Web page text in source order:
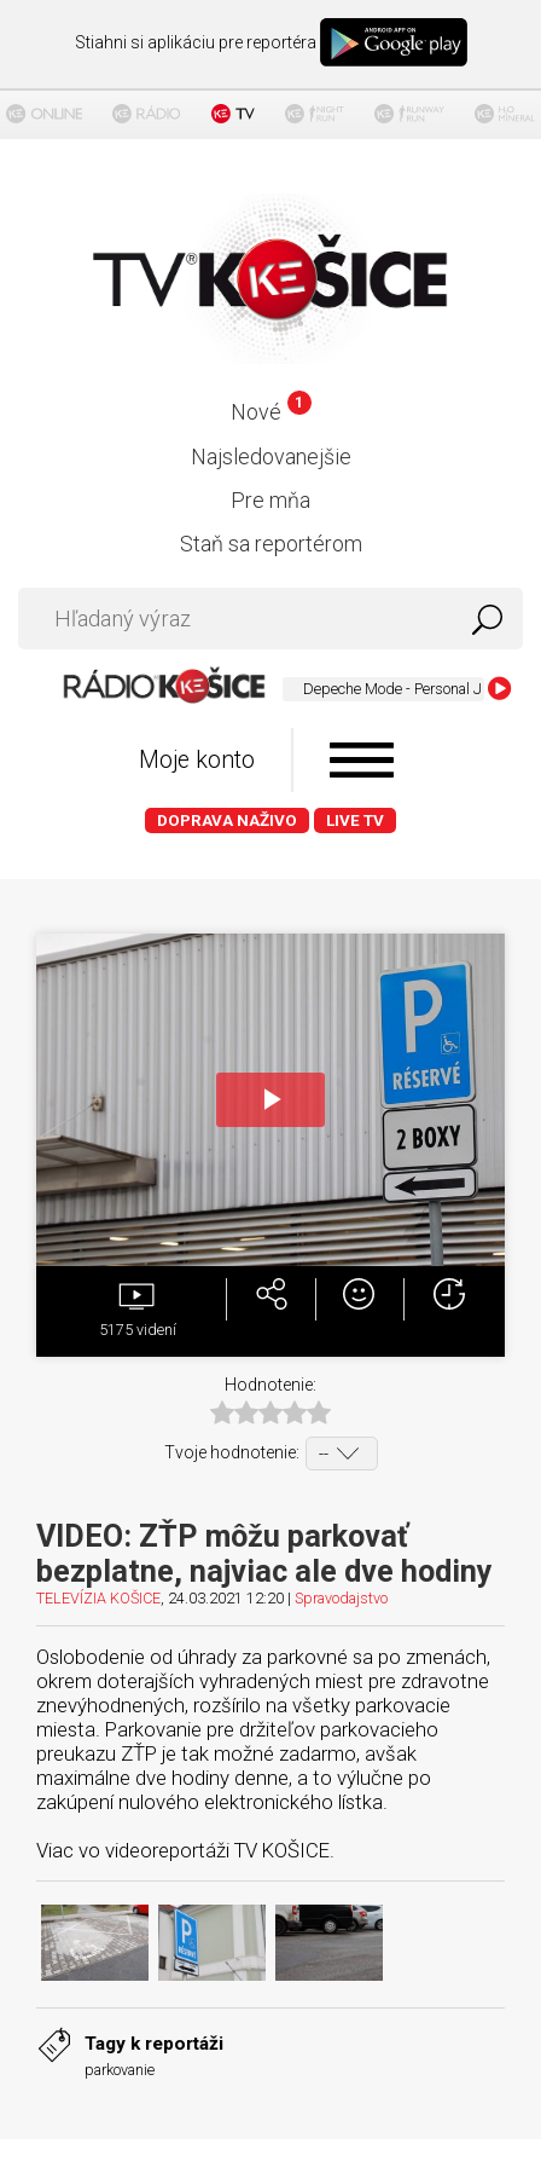
Stiahni si aplikáciu pre reportéra
Nové 1
Najsledovanejšie
Pre mňa
Staň sa reportérom
Depeche Mode - Personal Jesus
Moje konto
DOPRAVA NAŽIVO LIVE TV
Play
5175 videní
Hodnotenie:
Tvoje hodnotenie:
VIDEO: ZŤP môžu parkovať
bezplatne, najviac ale dve hodiny
TELEVÍZIA KOŠICE , 24.03.2021 12:20 | Spravodajstvo
Oslobodenie od úhrady za parkovné sa po zmenách,
okrem doterajších vyhradených miest pre zdravotne
znevýhodnených, rozšírilo na všetky parkovacie
miesta. Parkovanie pre držiteľov parkovacieho
preukazu ZŤP je tak možné zadarmo, avšak
maximálne dve hodiny denne, a to výlučne po
zakúpení nulového elektronického lístka.
Viac vo videoreportáži TV KOŠICE.
Tagy k reportáži
parkovanie